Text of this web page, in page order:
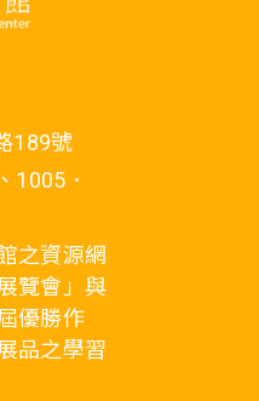
189號
1005．
之資源網
覽會」與
優勝作
品之學習